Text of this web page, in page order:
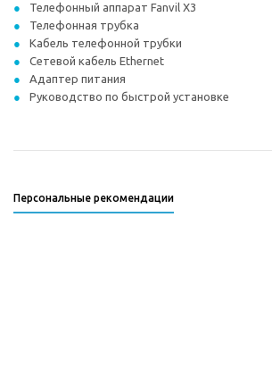
Телефонный аппарат Fanvil X3
Телефонная трубка
Кабель телефонной трубки
Сетевой кабель Ethernet
Адаптер питания
Руководство по быстрой установке
Персональные рекомендации